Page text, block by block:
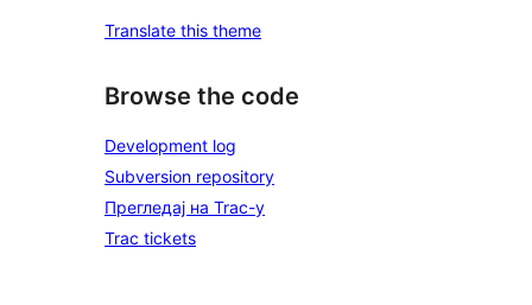
Translate this theme
Browse the code
Development log
Subversion repository
Прегледај на Trac-у
Trac tickets